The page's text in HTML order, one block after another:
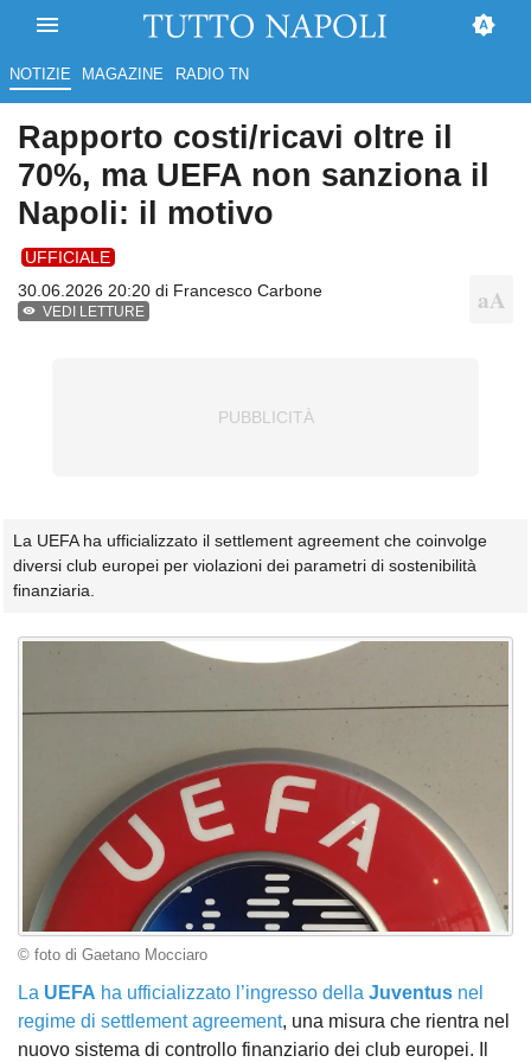
NOTIZIE MAGAZINE RADIO TN
Rapporto costi/ricavi oltre il
70%, ma UEFA non sanziona il
Napoli: il motivo
UFFICIALE
30.06.2026 20:20 di Francesco Carbone
VEDI LETTURE
La UEFA ha ufficializzato il settlement agreement che coinvolge
diversi club europei per violazioni dei parametri di sostenibilità
finanziaria.
© foto di Gaetano Mocciaro
La UEFA ha ufficializzato l’ingresso della Juventus nel
regime di settlement agreement, una misura che rientra nel
nuovo sistema di controllo finanziario dei club europei. Il